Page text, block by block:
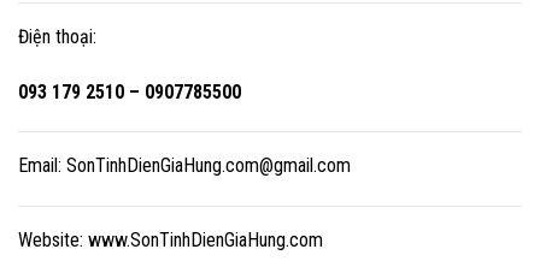
Điện thoại:
093 179 2510 – 0907785500
Email: SonTinhDienGiaHung.com@gmail.com
Website: www.SonTinhDienGiaHung.com